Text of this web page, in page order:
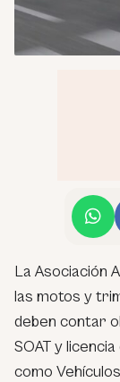
La Asociación
las motos y
deben contar
SOAT y
como